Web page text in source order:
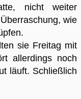
nicht weiter
wie
sie Freitag mit
allerdings noch
läuft. Schließlich